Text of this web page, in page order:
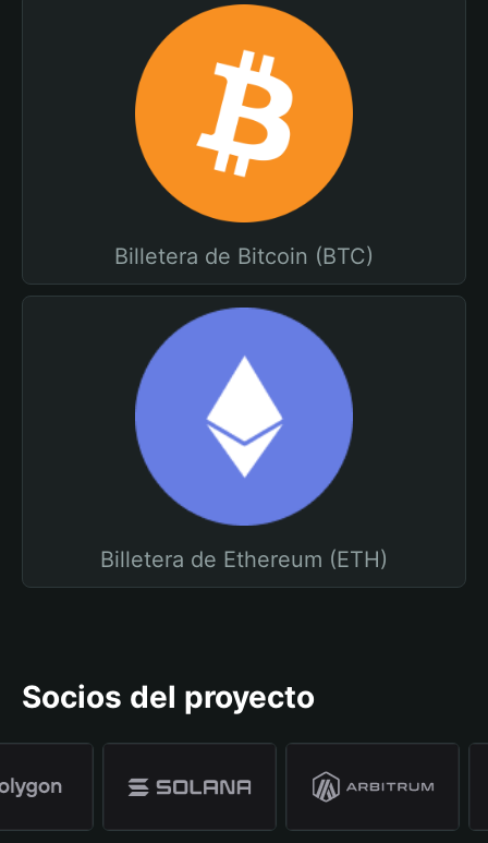
Billetera de Bitcoin (BTC)
Billetera de Ethereum (ETH)
Socios del proyecto